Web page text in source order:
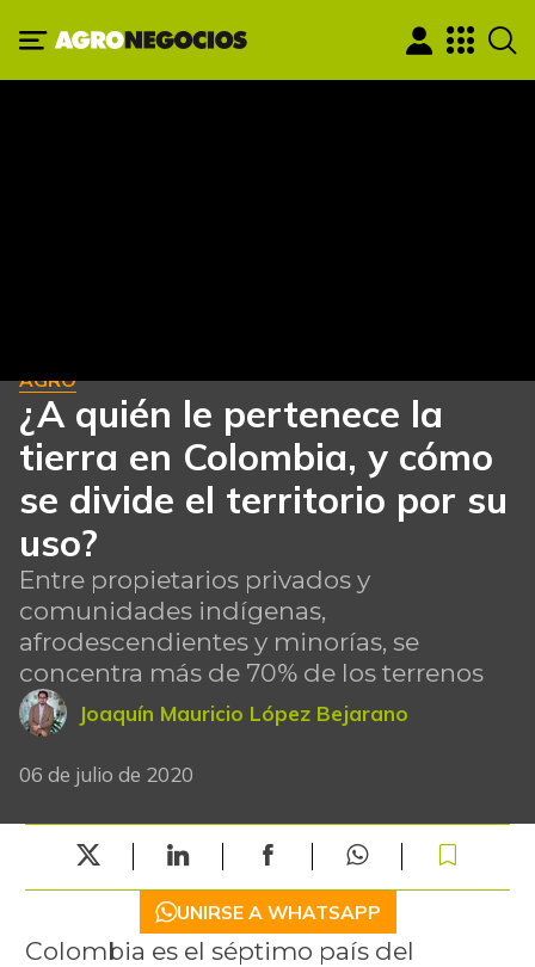
AGRO
¿A quién le pertenece la
tierra en Colombia, y cómo
se divide el territorio por su
uso?
Entre propietarios privados y
comunidades indígenas,
afrodescendientes y minorías, se
concentra más de 70% de los terrenos
Joaquín Mauricio López Bejarano
06 de julio de 2020
UNIRSE A WHATSAPP
Colombia es el séptimo país del